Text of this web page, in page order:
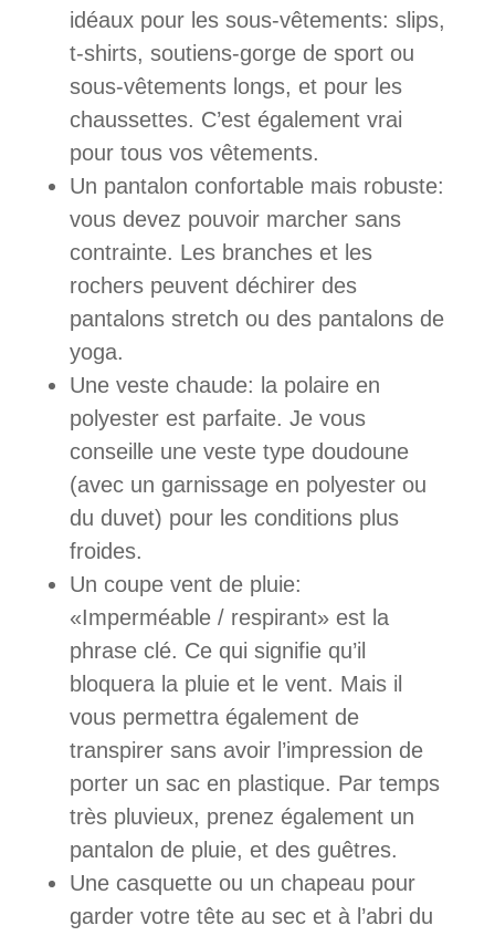
idéaux pour les sous-vêtements: slips,
t-shirts, soutiens-gorge de sport ou
sous-vêtements longs, et pour les
chaussettes. C’est également vrai
pour tous vos vêtements.
Un pantalon confortable mais robuste:
vous devez pouvoir marcher sans
contrainte. Les branches et les
rochers peuvent déchirer des
pantalons stretch ou des pantalons de
yoga.
Une veste chaude: la polaire en
polyester est parfaite. Je vous
conseille une veste type doudoune
(avec un garnissage en polyester ou
du duvet) pour les conditions plus
froides.
Un coupe vent de pluie:
«Imperméable / respirant» est la
phrase clé. Ce qui signifie qu’il
bloquera la pluie et le vent. Mais il
vous permettra également de
transpirer sans avoir l’impression de
porter un sac en plastique. Par temps
très pluvieux, prenez également un
pantalon de pluie, et des guêtres.
Une casquette ou un chapeau pour
garder votre tête au sec et à l’abri du